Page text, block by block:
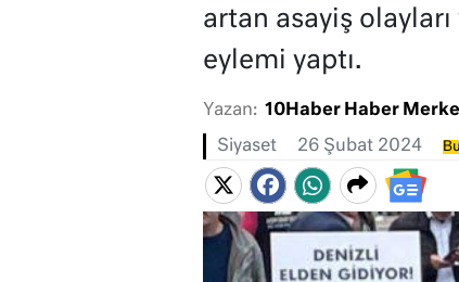
artan asayiş
eylemi yaptı.
Yazan: 10Haber Haber
Siyaset 26 Şubat 2024